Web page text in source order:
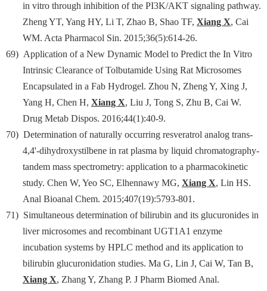
in vitro through inhibition of the PI3K/AKT signaling pathway.
Zheng YT, Yang HY, Li T, Zhao B, Shao TF, Xiang X, Cai
WM. Acta Pharmacol Sin. 2015;36(5):614-26.
69) Application of a New Dynamic Model to Predict the In Vitro
Intrinsic Clearance of Tolbutamide Using Rat Microsomes
Encapsulated in a Fab Hydrogel. Zhou N, Zheng Y, Xing J,
Yang H, Chen H, Xiang X, Liu J, Tong S, Zhu B, Cai W.
Drug Metab Dispos. 2016;44(1):40-9.
70) Determination of naturally occurring resveratrol analog trans-
4,4'-dihydroxystilbene in rat plasma by liquid chromatography-
tandem mass spectrometry: application to a pharmacokinetic
study. Chen W, Yeo SC, Elhennawy MG, Xiang X, Lin HS.
Anal Bioanal Chem. 2015;407(19):5793-801.
71) Simultaneous determination of bilirubin and its glucuronides in
liver microsomes and recombinant UGT1A1 enzyme
incubation systems by HPLC method and its application to
bilirubin glucuronidation studies. Ma G, Lin J, Cai W, Tan B,
Xiang X, Zhang Y, Zhang P. J Pharm Biomed Anal.